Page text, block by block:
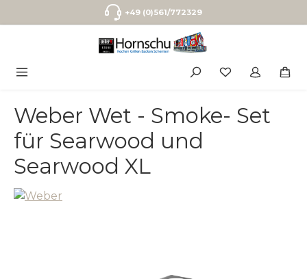
Zum Hauptinhalt springen+49 (0)561/772329
Weber Wet - Smoke- Set
für Searwood und
Searwood XL